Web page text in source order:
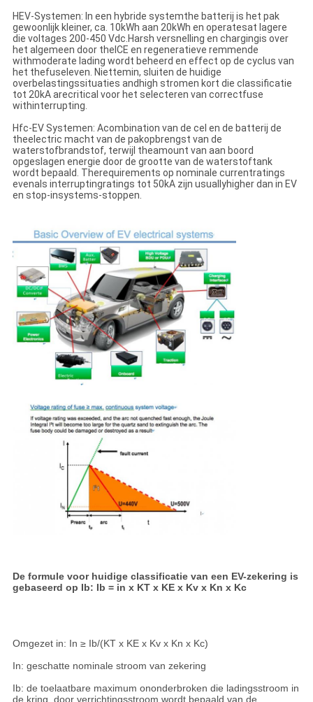
HEV-Systemen: In een hybride systemthe batterij is het pak
gewoonlijk kleiner, ca. 10kWh aan 20kWh en operatesat lagere
die voltages 200-450 Vdc.Harsh versnelling en chargingis over
het algemeen door theICE en regeneratieve remmende
withmoderate lading wordt beheerd en effect op de cyclus van
het thefuseleven. Niettemin, sluiten de huidige
overbelastingssituaties andhigh stromen kort die classificatie
tot 20kA arecritical voor het selecteren van correctfuse
withinterrupting.
Hfc-EV Systemen: Acombination van de cel en de batterij de
theelectric macht van de pakopbrengst van de
waterstofbrandstof, terwijl theamount van aan boord
opgeslagen energie door de grootte van de waterstoftank
wordt bepaald. Therequirements op nominale currentratings
evenals interruptingratings tot 50kA zijn usuallyhigher dan in EV
en stop-insystems-stoppen.
De formule voor huidige classificatie van een EV-zekering is
gebaseerd op Ib: Ib = in x KT x KE x Kv x Kn x Kc
Omgezet in: In ≥ Ib/(KT x KE x Kv x Kn x Kc)
In: geschatte nominale stroom van zekering
Ib: de toelaatbare maximum ononderbroken die ladingsstroom in
de kring, door verrichtingsstroom wordt bepaald van de